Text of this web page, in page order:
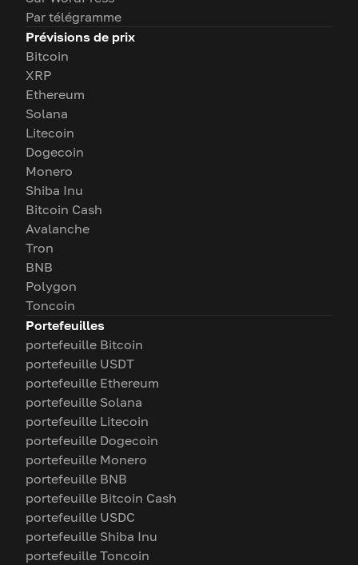
Par télégramme
Prévisions de prix
Bitcoin
XRP
Ethereum
Solana
Litecoin
Dogecoin
Monero
Shiba Inu
Bitcoin Cash
Avalanche
Tron
BNB
Polygon
Toncoin
Portefeuilles
portefeuille Bitcoin
portefeuille USDT
portefeuille Ethereum
portefeuille Solana
portefeuille Litecoin
portefeuille Dogecoin
portefeuille Monero
portefeuille BNB
portefeuille Bitcoin Cash
portefeuille USDC
portefeuille Shiba Inu
portefeuille Toncoin